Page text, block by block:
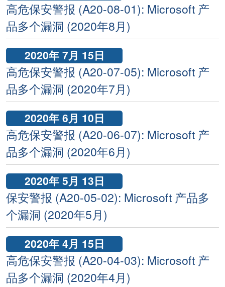
高危保安警报 (A20-08-01): Microsoft 产
品多个漏洞 (2020年8月)
2020年 7月 15日
高危保安警报 (A20-07-05): Microsoft 产
品多个漏洞 (2020年7月)
2020年 6月 10日
高危保安警报 (A20-06-07): Microsoft 产
品多个漏洞 (2020年6月)
2020年 5月 13日
保安警报 (A20-05-02): Microsoft 产品多
个漏洞 (2020年5月)
2020年 4月 15日
高危保安警报 (A20-04-03): Microsoft 产
品多个漏洞 (2020年4月)